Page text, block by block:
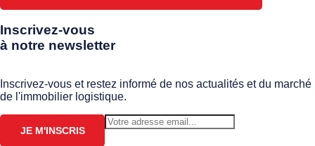
Inscrivez-vous
à notre newsletter
Inscrivez-vous et restez informé de nos actualités et du marché
de l'immobilier logistique.
JE M'INSCRIS